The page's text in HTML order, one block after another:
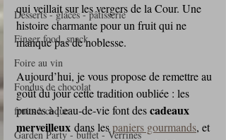
Desserts - glaces - pâtisserie
Finger food, snack
Foire au vin
Fondus de chocolat
fruits à coque
Garden Party - buffet - Verrines
qui veillait sur les vergers de la Cour. Une
histoire charmante pour un fruit qui ne
manque pas de noblesse.
Aujourd’hui, je vous propose de remettre au
goût du jour cette tradition oubliée : les
prunes à l’eau‑de‑vie font des cadeaux
merveilleux dans les paniers gourmands, et